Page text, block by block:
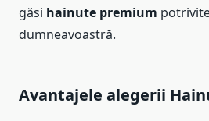
găsi hainute premium
dumneavoastră.
Avantajele alegerii